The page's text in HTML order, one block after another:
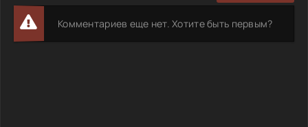
Комментариев еще нет. Хотите быть первым?